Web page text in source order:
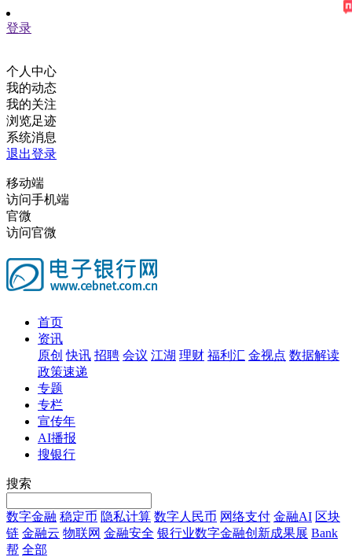
登录
个人中心
我的动态
我的关注
浏览足迹
系统消息
退出登录
移动端
访问手机端
官微
访问官微
首页
资讯
原创 快讯 招聘 会议 江湖 理财 福利汇 金视点 数据解读
政策速递
专题
专栏
宣传年
AI播报
搜银行
搜索
数字金融 稳定币 隐私计算 数字人民币 网络支付 金融AI 区块
链 金融云 物联网 金融安全 银行业数字金融创新成果展 Bank
帮 全部